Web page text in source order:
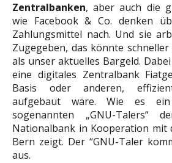
Zentralbanken, aber auch die
wie Facebook & Co. denken
Zahlungsmittel nach. Und sie
Zugegeben, das könnte
als unser aktuelles Bargeld.
eine digitales Zentralbank
Basis oder anderen,
aufgebaut wäre. Wie es ein
sogenannten „GNU-Talers“
Nationalbank in Kooperation mit
Bern zeigt. Der “GNU-Taler
aus.